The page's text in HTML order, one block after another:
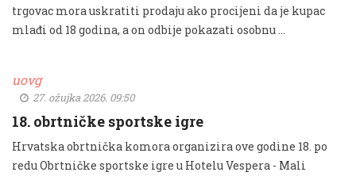
trgovac mora uskratiti prodaju ako procijeni da je kupac
mlađi od 18 godina, a on odbije pokazati osobnu …
uovg
27. ožujka 2026. 09:50
18. obrtničke sportske igre
Hrvatska obrtnička komora organizira ove godine 18. po
redu Obrtničke sportske igre u Hotelu Vespera - Mali